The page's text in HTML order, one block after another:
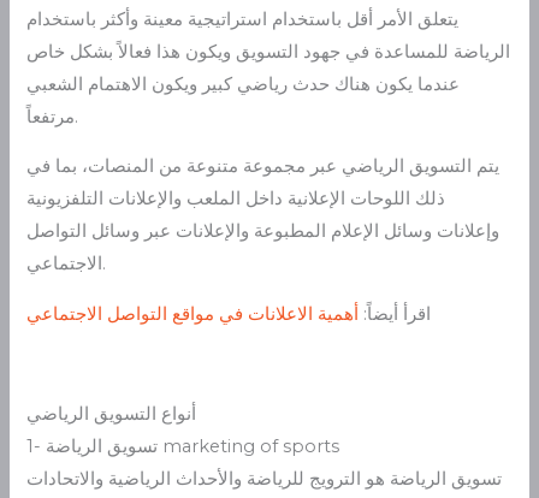
يتعلق الأمر أقل باستخدام استراتيجية معينة وأكثر باستخدام
الرياضة للمساعدة في جهود التسويق ويكون هذا فعالاً بشكل خاص
عندما يكون هناك حدث رياضي كبير ويكون الاهتمام الشعبي
مرتفعاً.
يتم التسويق الرياضي عبر مجموعة متنوعة من المنصات، بما في
ذلك اللوحات الإعلانية داخل الملعب والإعلانات التلفزيونية
وإعلانات وسائل الإعلام المطبوعة والإعلانات عبر وسائل التواصل
الاجتماعي.
اقرأ أيضاً: أهمية الاعلانات في مواقع التواصل الاجتماعي
أنواع التسويق الرياضي
1- تسويق الرياضة marketing of sports
تسويق الرياضة هو الترويج للرياضة والأحداث الرياضية والاتحادات